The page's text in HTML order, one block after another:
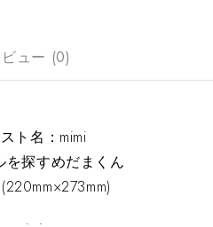
ビュー (0)
ト名：mimi
を探すめだまくん